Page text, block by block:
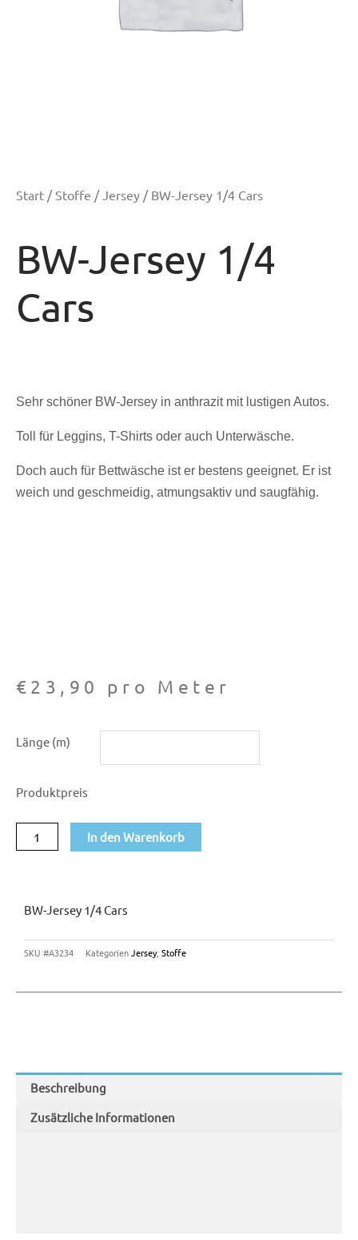
Start / Stoffe / Jersey / BW-Jersey 1/4 Cars
BW-Jersey 1/4
Cars
Sehr schöner BW-Jersey in anthrazit mit lustigen Autos.
Toll für Leggins, T-Shirts oder auch Unterwäsche.
Doch auch für Bettwäsche ist er bestens geeignet. Er ist
weich und geschmeidig, atmungsaktiv und saugfähig.
€ 23,90 pro Meter
Länge (m)
Produktpreis
Jersey
Cars
Menge
In den Warenkorb
BW-Jersey 1/4 Cars
SKU #A3234 KategorienJersey, Stoffe
Beschreibung
Zusätzliche Informationen